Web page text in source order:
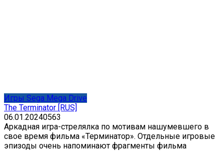
Игры Sega Mega Drive
The Terminator [RUS]
06.01.20240563
Аркадная игра-стрелялка по мотивам нашумевшего в
свое время фильма «Терминатор». Отдельные игровые
эпизоды очень напоминают фрагменты фильма